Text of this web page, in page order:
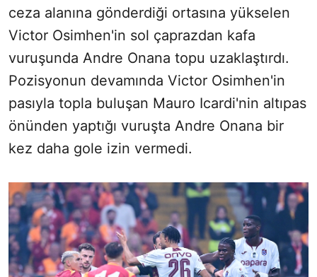
ceza alanına gönderdiği ortasına yükselen
Victor Osimhen'in sol çaprazdan kafa
vuruşunda Andre Onana topu uzaklaştırdı.
Pozisyonun devamında Victor Osimhen'in
pasıyla topla buluşan Mauro Icardi'nin altıpas
önünden yaptığı vuruşta Andre Onana bir
kez daha gole izin vermedi.